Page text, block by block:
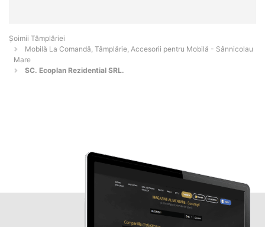
Șoimii Tâmplăriei
Mobilă La Comandă, Tâmplărie, Accesorii pentru Mobilă - Sânnicolau
Mare
SC. Ecoplan Rezidential SRL.